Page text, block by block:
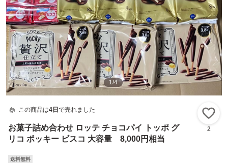
1/4
この商品は4日 で売れました
お菓子詰め合わせ ロッテ チョコパイ トッポ グ
リコ ポッキー ビスコ 大容量 8,000円相当
2
送料無料